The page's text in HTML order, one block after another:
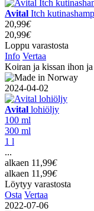
Avital Itch
20,99€
20,99€
Loppu varastosta
Info Vertaa
Koiran ja kissan ihon
2024-04-02
Avital lohiöljy
100 ml
300 ml
1 l
...
alkaen 11,99€
alkaen 11,99€
Löytyy varastosta
Osta Vertaa
2022-07-06